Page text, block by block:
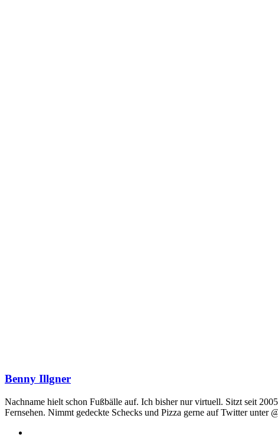
Benny Illgner
Nachname hielt schon Fußbälle auf. Ich bisher nur virtuell. Sitzt seit
Fernsehen. Nimmt gedeckte Schecks und Pizza gerne auf Twitter unter